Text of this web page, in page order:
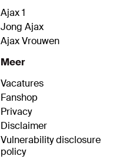
Ajax 1
Jong Ajax
Ajax Vrouwen
Meer
Vacatures
Fanshop
Privacy
Disclaimer
Vulnerability disclosure
policy